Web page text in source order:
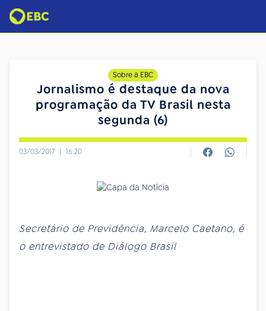
Sobre a EBC
Jornalismo é destaque da nova
programação da TV Brasil nesta
segunda (6)
03/03/2017 | 16:20
Secretário de Previdência, Marcelo Caetano, é
o entrevistado de Diálogo Brasil